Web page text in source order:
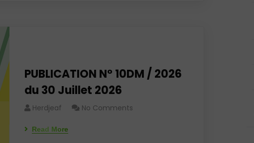
PUBLICATION N° 10DM / 2026
du 30 Juillet 2026
Herdjeaf No Comments
Read More